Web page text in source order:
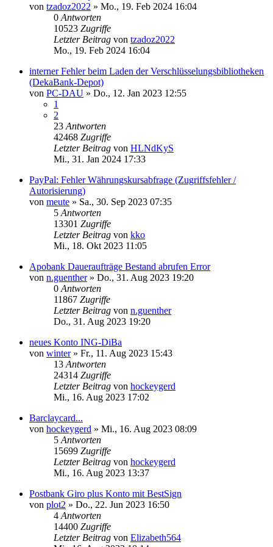
von tzadoz2022 » Mo., 19. Feb 2024 16:04
0 Antworten
10523 Zugriffe
Letzter Beitrag von tzadoz2022
Mo., 19. Feb 2024 16:04
interner Fehler beim Laden der Verschlüsselungsbibliotheken
(DekaBank-Depot)
von PC-DAU » Do., 12. Jan 2023 12:55
1
2
23 Antworten
42468 Zugriffe
Letzter Beitrag von HLNdKyS
Mi., 31. Jan 2024 17:33
PayPal: Fehler Währungskursabfrage (Zugriffsfehler /
Autorisierung)
von meute » Sa., 30. Sep 2023 07:35
5 Antworten
13301 Zugriffe
Letzter Beitrag von kko
Mi., 18. Okt 2023 11:05
Apobank Daueraufträge Bestand abrufen Error
von n.guenther» Do., 31. Aug 2023 19:20
0 Antworten
11867 Zugriffe
Letzter Beitrag von n.guenther
Do., 31. Aug 2023 19:20
neues Konto ING-DiBa
von winter» Fr., 11. Aug 2023 15:43
13 Antworten
24314 Zugriffe
Letzter Beitrag von hockeygerd
Mi., 16. Aug 2023 17:02
Barclaycard...
von hockeygerd » Mi., 16. Aug 2023 08:09
5 Antworten
15699 Zugriffe
Letzter Beitrag von hockeygerd
Mi., 16. Aug 2023 13:37
Postbank Giro plus Konto mit BestSign
von plot2 » Do., 22. Jun 2023 16:50
4 Antworten
14400 Zugriffe
Letzter Beitrag von Elizabeth564